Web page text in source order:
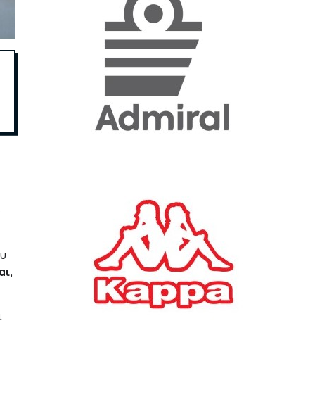
«Η ακρίβεια «γονατίζει»
την κοινωνία - Νέα μεγάλη
έρευνα της Pulse για το
ΟΙΚΟΝΟΜΙΑ 23/07/2026, 12:50
Aktor: Δεν θα γίνουν
δεκτές προσφορές κάτω
Κ. Πιερρακάκης: Νέα
εποχή για το Ολυμπιακό
Κωπηλατοδρόμιο - Η
δημόσια περιουσία είναι
περιουσία όλων των